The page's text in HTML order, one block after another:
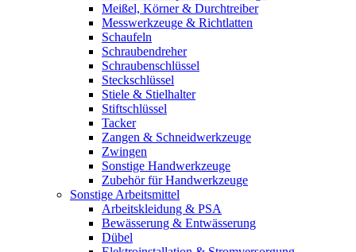
Meißel, Körner & Durchtreiber
Messwerkzeuge & Richtlatten
Schaufeln
Schraubendreher
Schraubenschlüssel
Steckschlüssel
Stiele & Stielhalter
Stiftschlüssel
Tacker
Zangen & Schneidwerkzeuge
Zwingen
Sonstige Handwerkzeuge
Zubehör für Handwerkzeuge
Sonstige Arbeitsmittel
Arbeitskleidung & PSA
Bewässerung & Entwässerung
Dübel